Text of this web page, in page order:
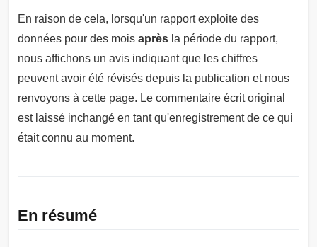
En raison de cela, lorsqu'un rapport exploite des
données pour des mois après la période du rapport,
nous affichons un avis indiquant que les chiffres
peuvent avoir été révisés depuis la publication et nous
renvoyons à cette page. Le commentaire écrit original
est laissé inchangé en tant qu'enregistrement de ce qui
était connu au moment.
En résumé